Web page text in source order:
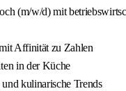
(m/w/d) mit
Affinität zu Zahlen
in der Küche
kulinarische Trends